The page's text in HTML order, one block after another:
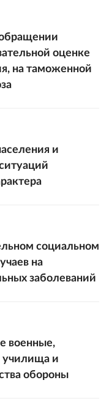
оценке
на таможенной
и
социальном
на
заболеваний
военные,
училища и
обороны